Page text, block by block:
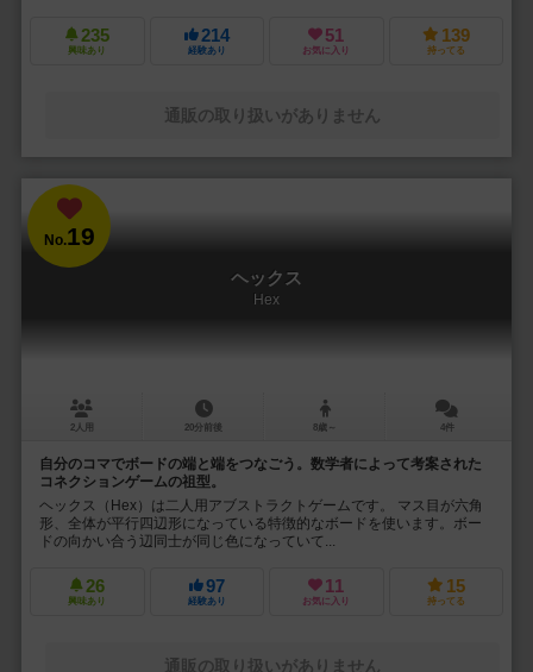
235
興味あり
214
経験あり
51
お気に入り
139
持ってる
通販の取り扱いがありません
No.19
ヘックス
Hex
2人用 20分前後 8歳～ 4件
自分のコマでボードの端と端をつなごう。数学者によって考案された
コネクションゲームの祖型。
ヘックス（Hex）は二人用アブストラクトゲームです。 マス目が六角
形、全体が平行四辺形になっている特徴的なボードを使います。ボー
ドの向かい合う辺同士が同じ色になっていて...
26
興味あり
97
経験あり
11
お気に入り
15
持ってる
通販の取り扱いがありません